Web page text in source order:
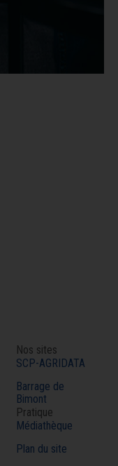
Nos sites
SCP-AGRIDATA
Barrage de
Bimont
Pratique
Médiathèque
Plan du site